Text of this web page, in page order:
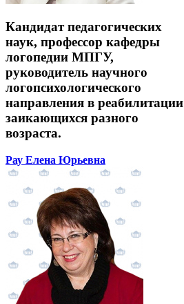
Кандидат педагогических
наук, профессор кафедры
логопедии МПГУ,
руководитель научного
логопсихологического
направления в реабилитации
заикающихся разного
возраста.
Рау Елена Юрьевна